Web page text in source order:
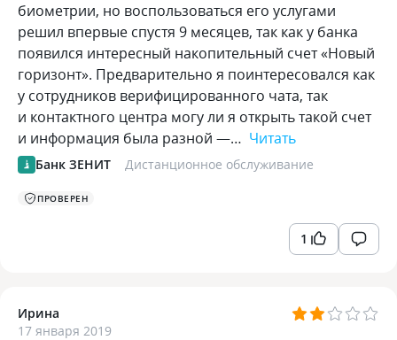
биометрии, но воспользоваться его услугами
решил впервые спустя 9 месяцев, так как у банка
появился интересный накопительный счет «Новый
горизонт». Предварительно я поинтересовался как
у сотрудников верифицированного чата, так
и контактного центра могу ли я открыть такой счет
и информация была разной —… Читать
Банк ЗЕНИТ Дистанционное обслуживание
ПРОВЕРЕН
1
Ирина
17 января 2019